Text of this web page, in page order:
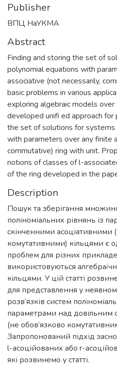
Publisher
ВПЦ НаУКМА
Abstract
Finding and storing the set of
polynomial equations with
associative (not necessarily,
basic problems in various
exploring algebraic models
developed unifi ed approach
the set of solutions for
with parameters over any finite
commutative) ring with unit.
notions of classes of l-
of the ring developed in the
Description
Пошук та зберігання
поліноміальних рівнянь із
скінченними асоціативними
комутативними) кільцями є
проблем для різних
використовуються
кільцями. У цій статті
для представлення у
розв’язків систем
параметрами над довільним
(не обов’язково
Запропонований підхід
l-асоційованих або r-
які розвинемо у статті.